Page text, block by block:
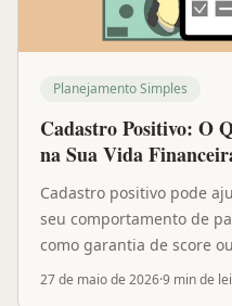
Planejamento Simples
Cadastro Positivo: O
na Sua Vida
Cadastro positivo pode
seu comportamento de
como garantia de score
27 de maio de 2026·9 minde